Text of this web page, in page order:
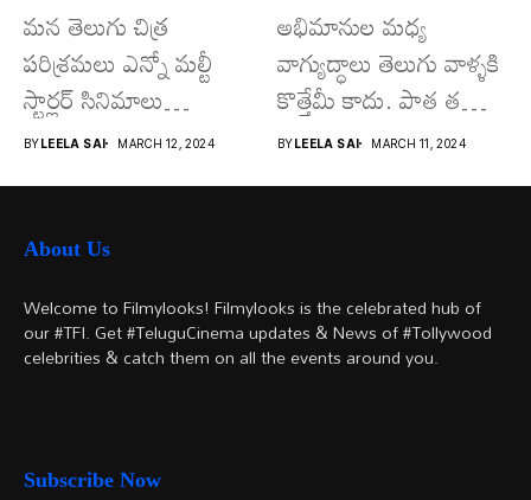
మన తెలుగు చిత్ర
పరిశ్రమలు ఎన్నో మల్టీ
స్టార్లర్ సినిమాలు
వచ్చాయి.. కొన్ని సినిమాలు
అయితే...
BY LEELA SAI MARCH 12, 2024
అభిమానుల మధ్య
వాగ్యుద్ధాలు తెలుగు వాళ్ళకి
కొత్తేమీ కాదు. పాత తరం
నటుల నుంచి నేటి...
BY LEELA SAI MARCH 11, 2024
About Us
Welcome to Filmylooks! Filmylooks is the celebrated hub of
our #TFI. Get #TeluguCinema updates & News of #Tollywood
celebrities & catch them on all the events around you.
Subscribe Now